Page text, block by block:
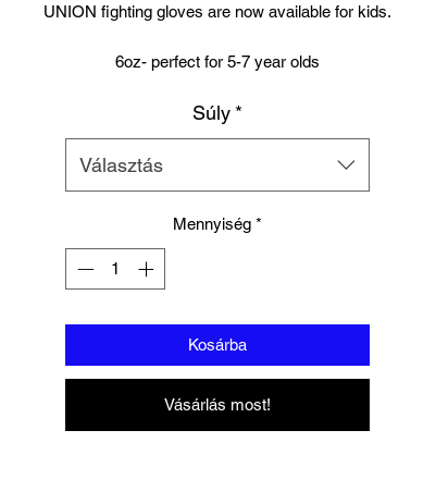
UNION fighting gloves are now available for kids.
6oz- perfect for 5-7 year olds
8oz perfect for young teens or starter size for women.
Suitable for training and sparring
Synthetic leather
Woven Branding to
Palm, wrist and finger tips.
Súly *
Választás
Mennyiség *
Kosárba
Vásárlás most!